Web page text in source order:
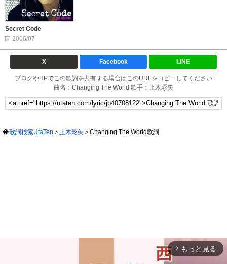
Secret Code
2006/07
X Facebook LINE
ブログやHPでこの歌詞を共有する場合はこのURLをコピーしてください
曲名：Changing The World 歌手：上木彩矢
歌詞検索UtaTen 上木彩矢 Changing The World歌詞
arrow_forward_ios もっと見る